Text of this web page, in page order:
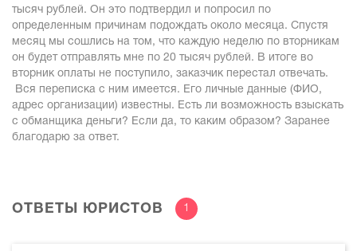
тысяч рублей. Он это подтвердил и попросил по
определенным причинам подождать около месяца. Спустя
месяц мы сошлись на том, что каждую неделю по вторникам
он будет отправлять мне по 20 тысяч рублей. В итоге во
вторник оплаты не поступило, заказчик перестал отвечать.
Вся переписка с ним имеется. Его личные данные (ФИО,
адрес организации) известны. Есть ли возможность взыскать
с обманщика деньги? Если да, то каким образом? Заранее
благодарю за ответ.
ОТВЕТЫ ЮРИСТОВ 1